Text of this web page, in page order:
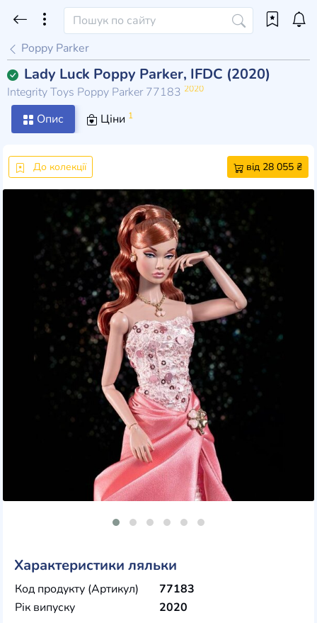
Poppy Parker
Lady Luck Poppy Parker, IFDC (2020)
Integrity Toys Poppy Parker 77183 2020
Опис Ціни 1
До колекції від 28 055 ₴
Характеристики ляльки
Код продукту (Артикул)
77183
Рік випуску
2020